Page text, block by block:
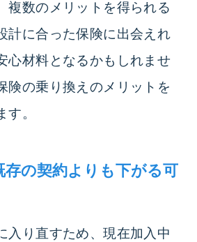
複数のメリットを得られる
計に合った保険に出会えれ
心材料となるかもしれませ
険の乗り換えのメリットを
。
存の契約よりも下がる可
入り直すため、現在加入中